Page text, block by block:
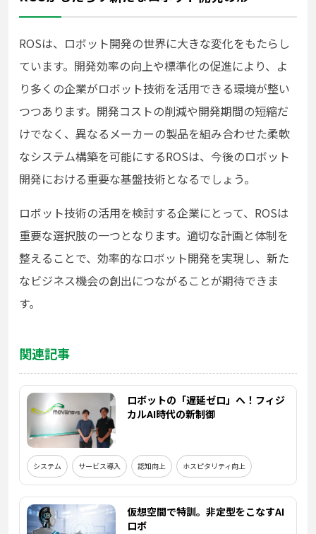
ROSは、ロボット開発の世界に大きな変化をもたらし
ています。開発効率の向上や標準化の促進により、よ
り多くの企業がロボット技術を活用できる環境が整い
つつあります。開発コストの削減や開発期間の短縮だ
けでなく、異なるメーカーの製品を組み合わせた柔軟
なシステム構築を可能にするROSは、今後のロボット
開発における重要な基盤技術となるでしょう。
ロボット技術の活用を検討する企業にとって、ROSは
重要な選択肢の一つとなります。適切な計画と体制を
整えることで、効率的なロボット開発を実現し、新た
なビジネス機会の創出につながることが期待できま
す。
関連記事
ロボットの「遅延ゼロ」へ！フィジ
カルAI時代の新制御
システム サービス導入 認知向上 ホスピタリティ向上
仮想空間で特訓。非定型をこなすAI
ロボ